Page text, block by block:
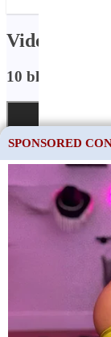
Video:
10 bláznivých
This site uses
SPONSORED